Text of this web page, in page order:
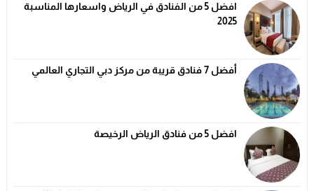
افضل 5 من الفنادق في الرياض واسعارها المناسبة
2025
أفضل 7 فنادق قريبة من مركز دبي التجاري العالمي
افضل 5 من فنادق الرياض الرخيصة